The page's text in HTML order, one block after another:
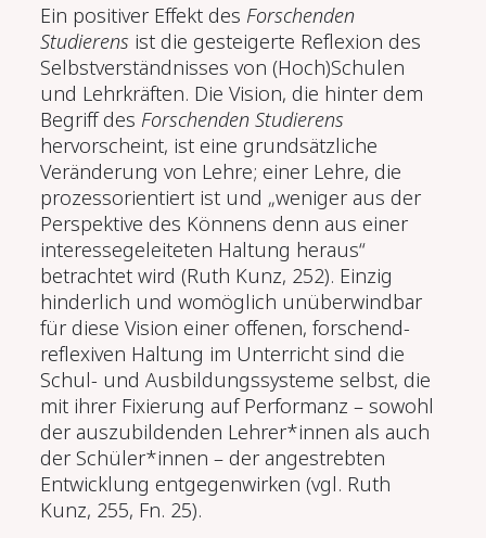
Ein positiver Effekt des Forschenden
Studierens ist die gesteigerte Reflexion des
Selbstverständnisses von (Hoch)Schulen
und Lehrkräften. Die Vision, die hinter dem
Begriff des Forschenden Studierens
hervorscheint, ist eine grundsätzliche
Veränderung von Lehre; einer Lehre, die
prozessorientiert ist und „weniger aus der
Perspektive des Könnens denn aus einer
interessegeleiteten Haltung heraus“
betrachtet wird (Ruth Kunz, 252). Einzig
hinderlich und womöglich unüberwindbar
für diese Vision einer offenen, forschend-
reflexiven Haltung im Unterricht sind die
Schul- und Ausbildungssysteme selbst, die
mit ihrer Fixierung auf Performanz – sowohl
der auszubildenden Lehrer*innen als auch
der Schüler*innen – der angestrebten
Entwicklung entgegenwirken (vgl. Ruth
Kunz, 255, Fn. 25).